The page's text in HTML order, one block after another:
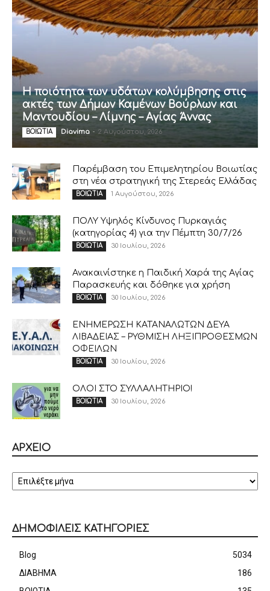
Η ποιότητα των υδάτων κολύμβησης στις
ακτές των Δήμων Καμένων Βούρλων και
Μαντουδίου – Λίμνης – Αγίας Άννας
ΒΟΙΩΤΙΑ Diavima - 2 Αυγούστου, 2026
Παρέμβαση του Επιμελητηρίου Βοιωτίας
στη νέα στρατηγική της Στερεάς Ελλάδας
ΒΟΙΩΤΙΑ 1 Αυγούστου, 2026
ΠΟΛΥ Υψηλός Κίνδυνος Πυρκαγιάς
(κατηγορίας 4) για την Πέμπτη 30/7/26
ΒΟΙΩΤΙΑ 30 Ιουλίου, 2026
Ανακαινίστηκε η Παιδική Χαρά της Αγίας
Παρασκευής και δόθηκε για χρήση
ΒΟΙΩΤΙΑ 30 Ιουλίου, 2026
ΕΝΗΜΕΡΩΣΗ ΚΑΤΑΝΑΛΩΤΩΝ ΔΕΥΑ
ΛΙΒΑΔΕΙΑΣ – ΡΥΘΜΙΣΗ ΛΗΞΙΠΡΟΘΕΣΜΩΝ
ΟΦΕΙΛΩΝ
ΒΟΙΩΤΙΑ 30 Ιουλίου, 2026
ΟΛΟΙ ΣΤΟ ΣΥΛΛΑΛΗΤΗΡΙΟ!
ΒΟΙΩΤΙΑ 30 Ιουλίου, 2026
ΑΡΧΕΙΟ
ΔΗΜΟΦΙΛΕΙΣ ΚΑΤΗΓΟΡΙΕΣ
Blog
5034
ΔΙΑΒΗΜΑ
186